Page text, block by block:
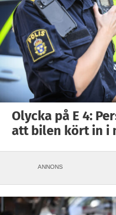
Olycka på E 4:
att bilen kört in i
ANNONS